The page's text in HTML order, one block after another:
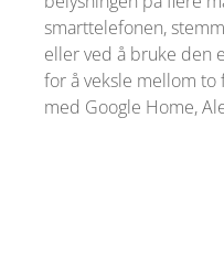
smarttelefonen,
eller ved å bruke den
for å veksle mellom
med Google Home,